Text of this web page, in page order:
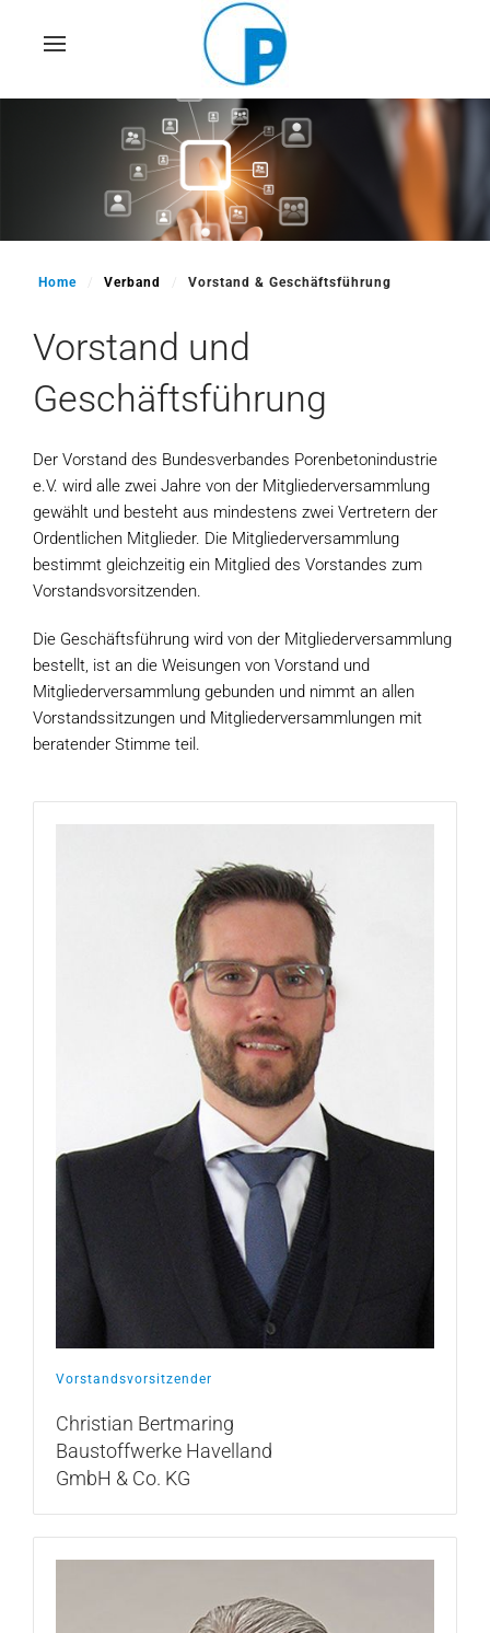
Skip
main
Home Verband Vorstand & Geschäftsführung
Vorstand und
Geschäftsführung
Der Vorstand des Bundesverbandes Porenbetonindustrie
e.V. wird alle zwei Jahre von der Mitgliederversammlung
gewählt und besteht aus mindestens zwei Vertretern der
Ordentlichen Mitglieder. Die Mitgliederversammlung
bestimmt gleichzeitig ein Mitglied des Vorstandes zum
Vorstandsvorsitzenden.
Die Geschäftsführung wird von der Mitgliederversammlung
bestellt, ist an die Weisungen von Vorstand und
Mitgliederversammlung gebunden und nimmt an allen
Vorstandssitzungen und Mitgliederversammlungen mit
beratender Stimme teil.
Vorstandsvorsitzender
Christian Bertmaring
Baustoffwerke Havelland
GmbH & Co. KG